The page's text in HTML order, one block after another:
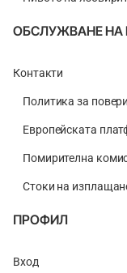
ОБСЛУЖВАНЕ НА
Контакти
Политика за
Европейската
Помирителна
Стоки на
ПРОФИЛ
Вход